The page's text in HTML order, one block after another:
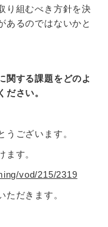
り組むべき方針を決
あるのではないかと
関する課題をどのよ
ださい。
ございます。
ます。
vod/215/2319
ただきます。